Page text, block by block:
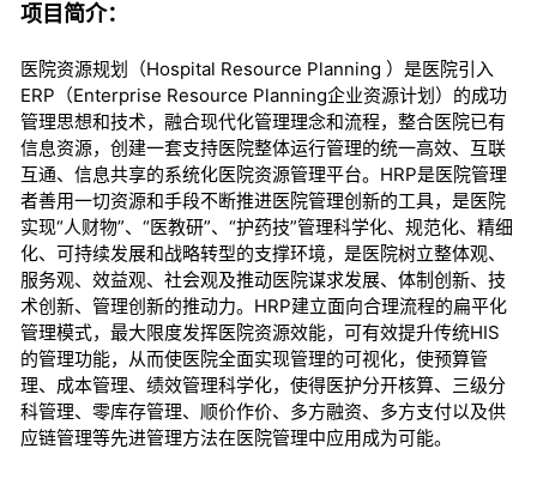
项目简介：
医院资源规划（Hospital Resource Planning ）是医院引入
ERP（Enterprise Resource Planning企业资源计划）的成功
管理思想和技术，融合现代化管理理念和流程，整合医院已有
信息资源，创建一套支持医院整体运行管理的统一高效、互联
互通、信息共享的系统化医院资源管理平台。HRP是医院管理
者善用一切资源和手段不断推进医院管理创新的工具，是医院
实现“人财物”、“医教研”、“护药技”管理科学化、规范化、精细
化、可持续发展和战略转型的支撑环境，是医院树立整体观、
服务观、效益观、社会观及推动医院谋求发展、体制创新、技
术创新、管理创新的推动力。HRP建立面向合理流程的扁平化
管理模式，最大限度发挥医院资源效能，可有效提升传统HIS
的管理功能，从而使医院全面实现管理的可视化，使预算管
理、成本管理、绩效管理科学化，使得医护分开核算、三级分
科管理、零库存管理、顺价作价、多方融资、多方支付以及供
应链管理等先进管理方法在医院管理中应用成为可能。